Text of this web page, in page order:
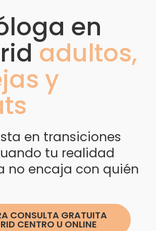
en
adultos,
y
en transiciones
tu realidad
no encaja con quién
CONSULTA GRATUITA
CENTRO U ONLINE